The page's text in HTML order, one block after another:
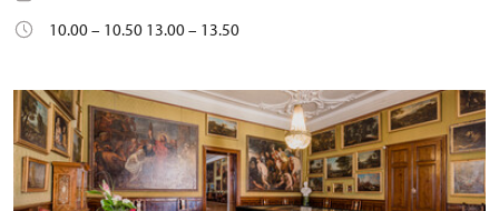
10.00 – 10.50 13.00 – 13.50